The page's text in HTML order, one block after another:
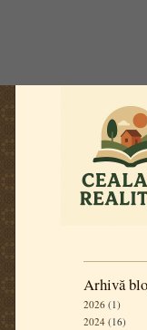
Arhivă
2026 (1)
2024 (16)